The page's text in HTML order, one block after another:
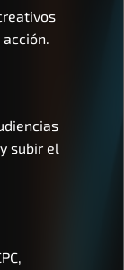
subir el